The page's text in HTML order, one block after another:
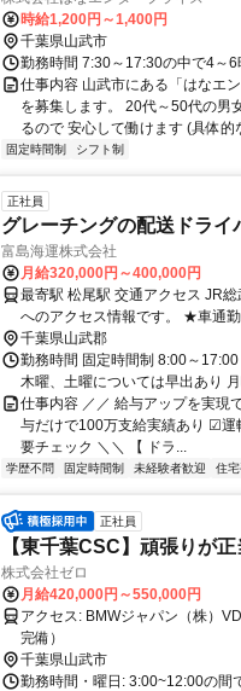
時給1,200円～1,400円
千葉県山武市
勤務時間 7:30～17:30の中で4～6
仕事内容 山武市にある「はなエ
を募集します。 20代～50代の男
るので 安心して働けます (具体的
固定時間制 シフト制
正社員
グレーチングの配送ドライ
富島海運株式会社
月給320,000円～400,000円
最寄駅 松尾駅 交通アクセス JR総武本線「松尾駅」より車で10分 ※上記は事業所
へのアクセス情報です。 ★車通勤OK（駐車場完備） 【 実際の配送先 】 千葉県内
を中心に、関東近郊（隣接都道府
千葉県山武郡
勤務時間 固定時間制 8:00～
木曜、土曜については早出あり
仕事内容 ／／ 給与アップを実
与だけで100万支給実績あり ☑
要チェック ＼＼ 【 ドラ...
学歴不問 固定時間制 未経験者歓迎 住
正社員
【東千葉CSC】頑張りが
株式会社ゼロ
月給420,000円～550,000円
アクセス: BMWジャパン（株）VDC内 「松尾駅」より車4分 ※車通勤OK（駐車場
完備）
千葉県山武市
勤務時間・曜日: 3:00~12:00の